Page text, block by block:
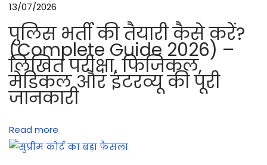
वा
ले
रो
के
औ
र
से
दू
13/07/2026
पुलिस भर्ती की तैयारी कैसे करें?
(Complete Guide 2026) –
लिखित परीक्षा, फिजिकल,
मेडिकल और इंटरव्यू की पूरी
जानकारी
Read more